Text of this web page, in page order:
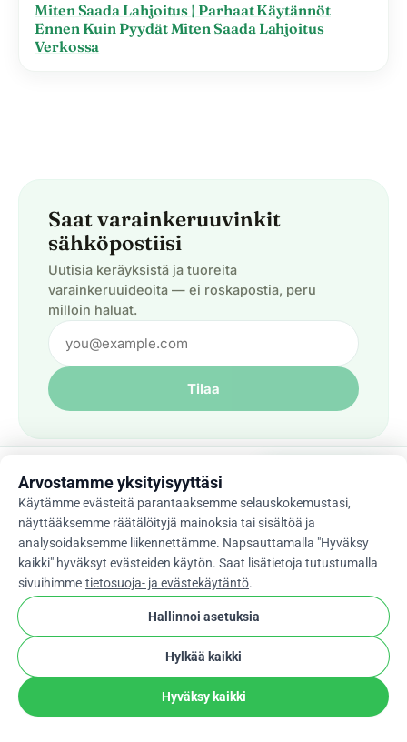
Miten Saada Lahjoitus | Parhaat Käytännöt
Ennen Kuin Pyydät Miten Saada Lahjoitus
Verkossa
Saat varainkeruuvinkit
sähköpostiisi
Uutisia keräyksistä ja tuoreita
varainkeruuideoita — ei roskapostia, peru
milloin haluat.
Tilaa
Pidä kaikki keräämäsi
0 % palvelumaksu
Ukraina
Maanjäristys
Arvostamme yksityisyyttäsi
Käytämme evästeitä parantaaksemme selauskokemustasi,
näyttääksemme räätälöityjä mainoksia tai sisältöä ja
analysoidaksemme liikennettämme. Napsauttamalla "Hyväksy
kaikki" hyväksyt evästeiden käytön. Saat lisätietoja tutustumalla
sivuihimme tietosuoja- ja evästekäytäntö.
Hallinnoi asetuksia
Hylkää kaikki
Hyväksy kaikki